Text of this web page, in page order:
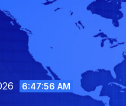
6:47:59 AM